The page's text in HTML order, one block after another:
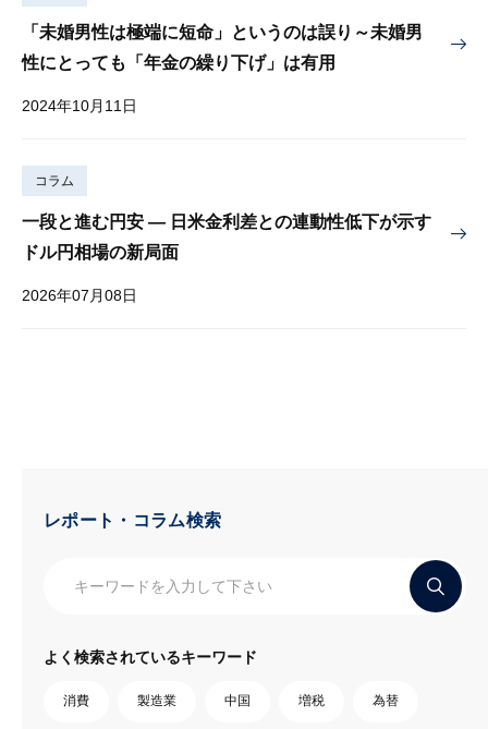
「未婚男性は極端に短命」というのは誤り～未婚男
性にとっても「年金の繰り下げ」は有用
2024年10月11日
コラム
一段と進む円安 — 日米金利差との連動性低下が示す
ドル円相場の新局面
2026年07月08日
レポート・コラム検索
よく検索されているキーワード
消費 製造業 中国 増税 為替